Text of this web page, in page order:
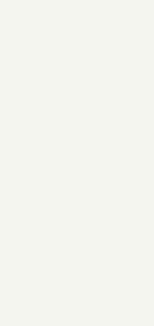
9377-
宋体